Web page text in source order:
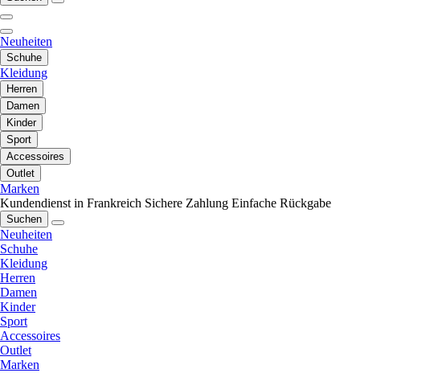
Neuheiten
Schuhe
Kleidung
Herren
Damen
Kinder
Sport
Accessoires
Outlet
Marken
Kundendienst in Frankreich Sichere Zahlung Einfache Rückgabe
Suchen
Neuheiten
Schuhe
Kleidung
Herren
Damen
Kinder
Sport
Accessoires
Outlet
Marken